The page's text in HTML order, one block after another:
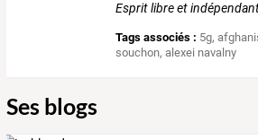
Esprit libre et
Tags associés : 5g,
souchon,alexei navalny
Ses blogs